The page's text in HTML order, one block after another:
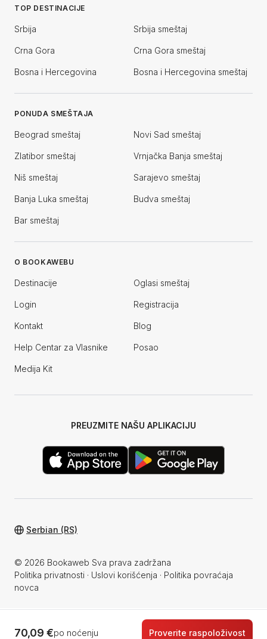
70,09 €po noćenju Proverite raspoloživost
TOP DESTINACIJE
Srbija Srbija smeštaj
Crna Gora Crna Gora smeštaj
Bosna i Hercegovina Bosna i Hercegovina smeštaj
PONUDA SMEŠTAJA
Beograd smeštaj Novi Sad smeštaj
Zlatibor smeštaj Vrnjačka Banja smeštaj
Niš smeštaj Sarajevo smeštaj
Banja Luka smeštaj Budva smeštaj
Bar smeštaj
O BOOKAWEBU
Destinacije Oglasi smeštaj
Login Registracija
Kontakt Blog
Help Centar za Vlasnike Posao
Medija Kit
PREUZMITE NAŠU APLIKACIJU
© 2026 Bookaweb Sva prava zadržana
Politika privatnosti · Uslovi korišćenja · Politika povraćaja
novca
Serbian (RS)